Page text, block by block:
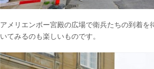
アメリエンボー宮殿の広場で衛兵たちの到着
いてみるのも楽しいものです。